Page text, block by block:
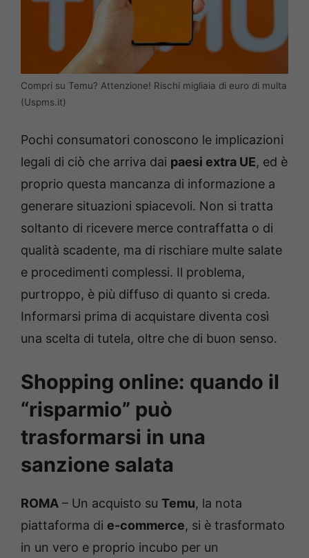
Compri su Temu? Attenzione! Rischi migliaia di euro di multa
(Uspms.it)
Pochi consumatori conoscono le implicazioni
legali di ciò che arriva dai paesi extra UE, ed è
proprio questa mancanza di informazione a
generare situazioni spiacevoli. Non si tratta
soltanto di ricevere merce contraffatta o di
qualità scadente, ma di rischiare multe salate
e procedimenti complessi. Il problema,
purtroppo, è più diffuso di quanto si creda.
Informarsi prima di acquistare diventa così
una scelta di tutela, oltre che di buon senso.
Shopping online: quando il
“risparmio” può
trasformarsi in una
sanzione salata
ROMA – Un acquisto su Temu, la nota
piattaforma di e-commerce, si è trasformato
in un vero e proprio incubo per un